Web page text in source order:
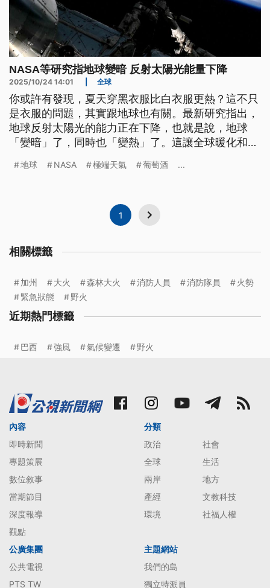
NASA等研究指地球變暗 反射太陽光能量下降
2025/10/24 14:01 全球
你或許有發現，夏天穿黑衣服比白衣服更熱？這不只
是衣服的問題，其實跟地球也有關。最新研究指出，
地球反射太陽光的能力正在下降，也就是說，地球
「變暗」了，同時也「變熱」了。這讓全球暖化和極
地球 NASA 極端天氣 葡萄酒 ...
1
相關標籤
加州 大火 森林大火 消防人員 消防隊員
火勢
緊急狀態
野火
近期熱門標籤
巴西 強風 氣候變遷 野火
內容
即時新聞
專題策展
數位敘事
當期節目
深度報導
觀點
分類
政治
社會
全球
生活
兩岸
地方
產經
文教科技
環境
社福人權
公廣集團
公共電視
PTS TW
主題網站
我們的島
獨立特派員